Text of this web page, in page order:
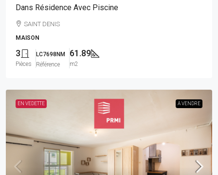
Dans Résidence Avec Piscine
SAINT DENIS
MAISON
3
Pièces
LC7698NM
Référence
61.89
m2
EN VEDETTE A VENDRE